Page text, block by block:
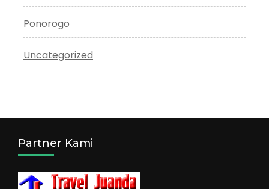
Ponorogo
Uncategorized
Partner Kami